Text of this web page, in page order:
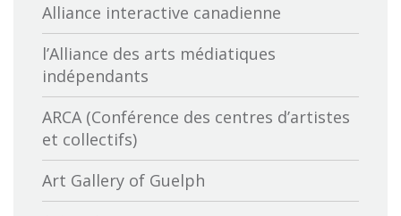
Alliance interactive canadienne
l’Alliance des arts médiatiques
indépendants
ARCA (Conférence des centres d’artistes
et collectifs)
Art Gallery of Guelph